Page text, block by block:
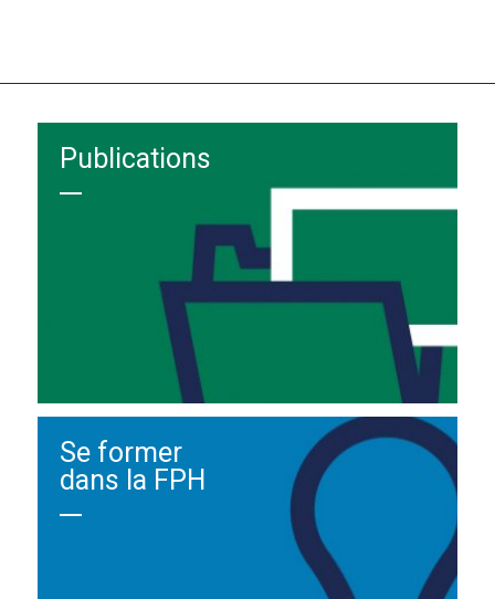
Publications
Se former
dans la FPH